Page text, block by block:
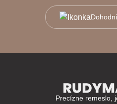
Precízne remeslo,